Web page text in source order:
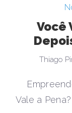
Você
Thiago
Vale a